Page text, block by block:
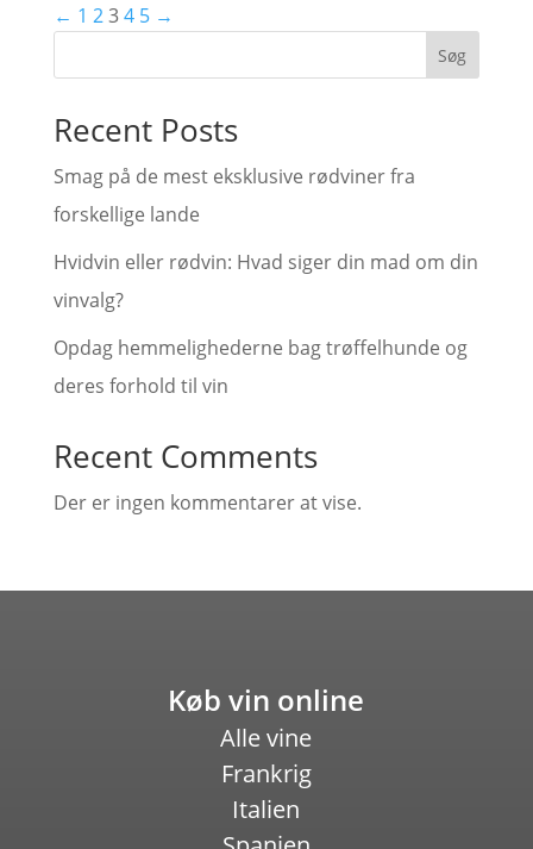
← 1 234 5 →
Søg
Recent Posts
Smag på de mest eksklusive rødviner fra
forskellige lande
Hvidvin eller rødvin: Hvad siger din mad om din
vinvalg?
Opdag hemmelighederne bag trøffelhunde og
deres forhold til vin
Recent Comments
Der er ingen kommentarer at vise.
Køb vin online
Alle vine
Frankrig
Italien